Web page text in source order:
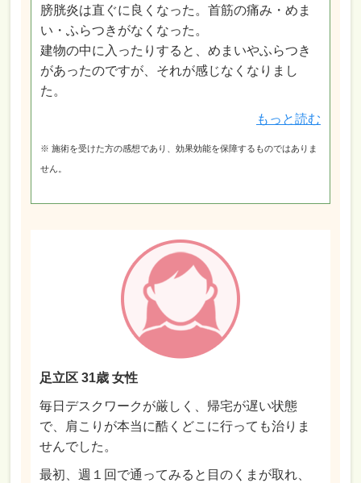
膀胱炎は直ぐに良くなった。首筋の痛み・めま
い・ふらつきがなくなった。
建物の中に入ったりすると、めまいやふらつき
があったのですが、それが感じなくなりまし
た。
もっと読む
※ 施術を受けた方の感想であり、効果効能を保障するものではありま
せん。
足立区 31歳 女性
毎日デスクワークが厳しく、帰宅が遅い状態
で、肩こりが本当に酷くどこに行っても治りま
せんでした。
最初、週１回で通ってみると目のくまが取れ、